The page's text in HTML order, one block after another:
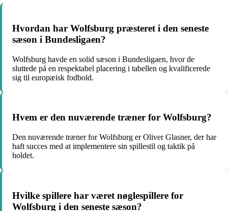
Hvordan har Wolfsburg præsteret i den seneste
sæson i Bundesligaen?
Wolfsburg havde en solid sæson i Bundesligaen, hvor de
sluttede på en respektabel placering i tabellen og kvalificerede
sig til europæisk fodbold.
Hvem er den nuværende træner for Wolfsburg?
Den nuværende træner for Wolfsburg er Oliver Glasner, der har
haft succes med at implementere sin spillestil og taktik på
holdet.
Hvilke spillere har været nøglespillere for
Wolfsburg i den seneste sæson?